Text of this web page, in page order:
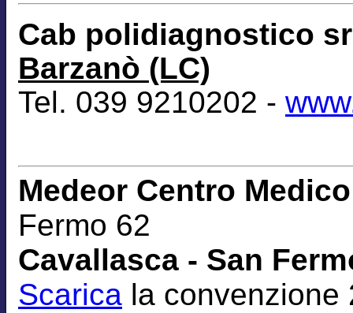
Cab polidiagnostico
Barzanò (LC)
Tel. 039 9210202 -
Medeor Centro
Fermo 62
Cavallasca - San
Scarica la convenzione